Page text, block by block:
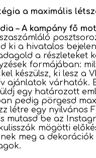
a maximális
– A kampány fő
ki a hivatalos
a részleteket
formájában:
készülsz, ki lesz a
ajánlatok várhatók.
egy határozott
pedig pörgesd
létre egy nyilvános
mutasd be az
mögötti
meg a dekorációk